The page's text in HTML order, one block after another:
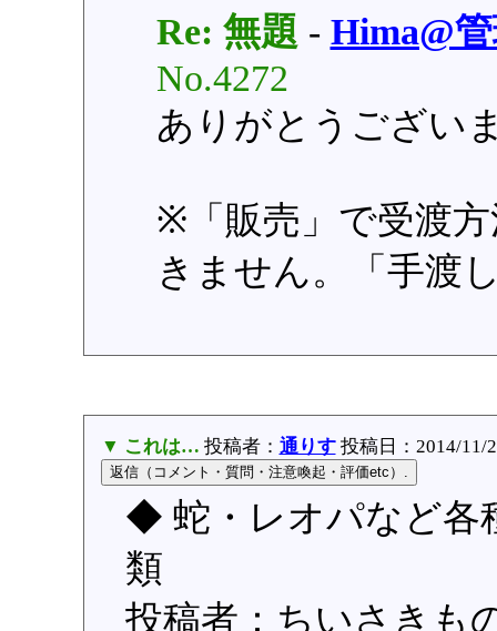
Re: 無題 - Hima@
No.4272
ありがとうござい
※「販売」で受渡
きません。「手渡
▼ これは… 投稿者： 通りす投稿日：2014/11/
◆ 蛇・レオパなど各
類
投稿者：ちいさきも